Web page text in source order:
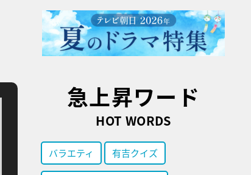
急上昇ワード
HOT WORDS
バラエティ 有吉クイズ